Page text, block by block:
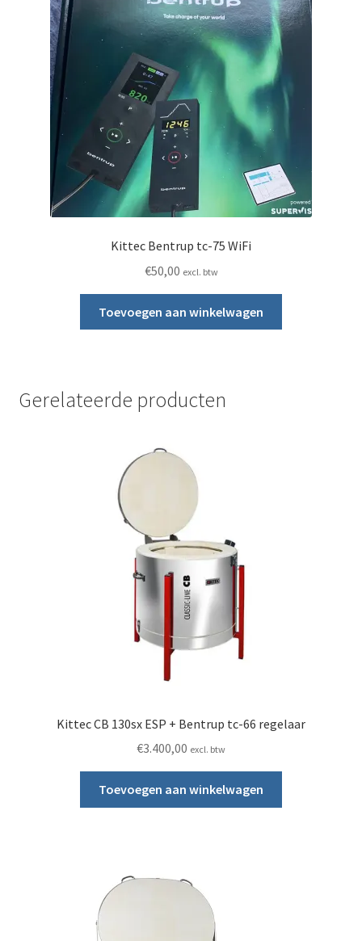
Kittec Bentrup tc-75 WiFi
€50,00 excl. btw
Toevoegen aan winkelwagen
Gerelateerde producten
Kittec CB 130sx ESP + Bentrup tc-66 regelaar
€3.400,00 excl. btw
Toevoegen aan winkelwagen